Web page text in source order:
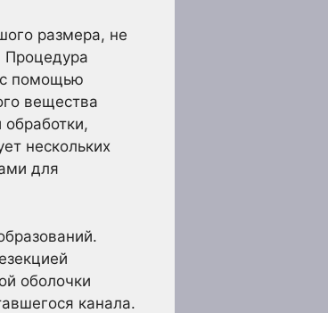
размера, не
Процедура
с помощью
вещества
нескольких
для
оболочки
канала.